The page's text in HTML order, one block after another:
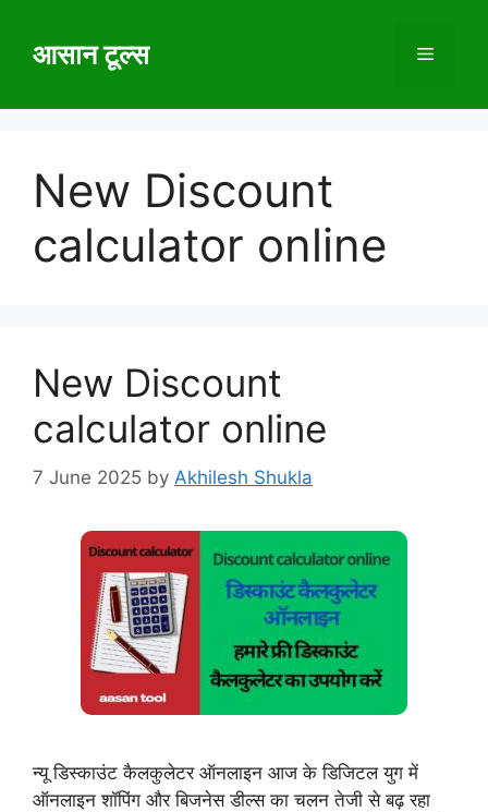
contentआसान टूल्स Menu
New Discount
calculator online
New Discount
calculator online
7 June 2025 by Akhilesh Shukla
न्यू डिस्काउंट कैलकुलेटर ऑनलाइन आज के डिजिटल युग में
ऑनलाइन शॉपिंग और बिजनेस डील्स का चलन तेजी से बढ़ रहा